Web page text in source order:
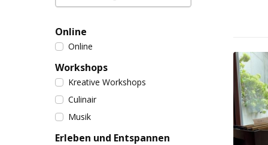
Online
Online
Workshops
Kreative Workshops
Culinair
Musik
Erleben und Entspannen